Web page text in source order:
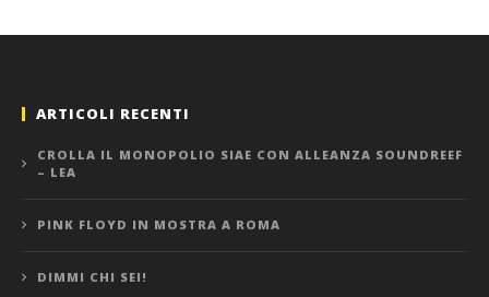
ARTICOLI RECENTI
CROLLA IL MONOPOLIO SIAE CON ALLEANZA SOUNDREEF
– LEA
PINK FLOYD IN MOSTRA A ROMA
DIMMI CHI SEI!